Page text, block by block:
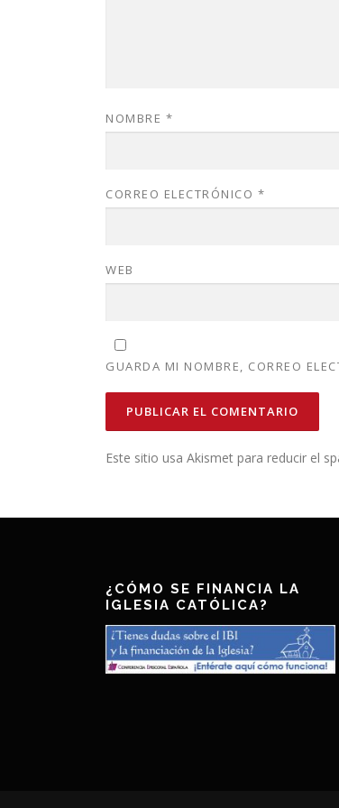
NOMBRE *
CORREO ELECTRÓNICO *
WEB
GUARDA MI NOMBRE, CORREO
Este sitio usa Akismet para reducir el
¿CÓMO SE FINANCIA LA
IGLESIA CATÓLICA?